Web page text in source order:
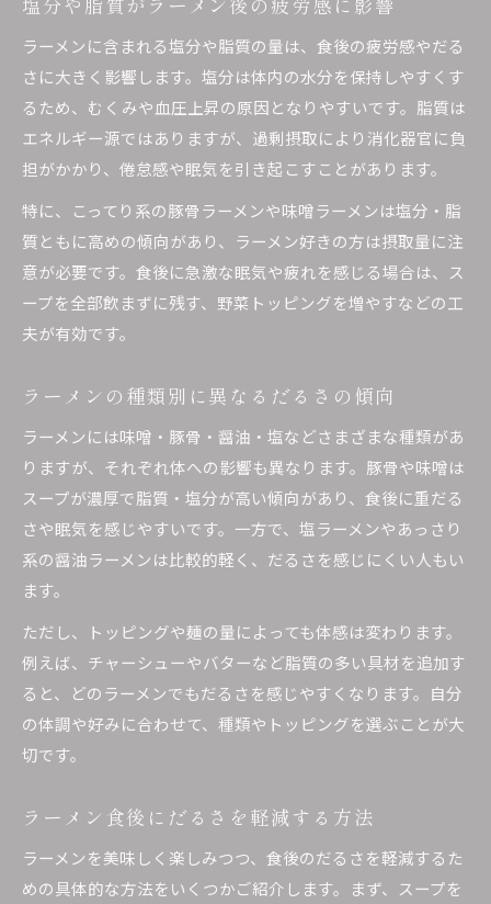
ラーメンに含まれる塩分や脂質の量は、食後の疲労感やだる
さに大きく影響します。塩分は体内の水分を保持しやすくす
るため、むくみや血圧上昇の原因となりやすいです。脂質は
エネルギー源ではありますが、過剰摂取により消化器官に負
担がかかり、倦怠感や眠気を引き起こすことがあります。
特に、こってり系の豚骨ラーメンや味噌ラーメンは塩分・脂
質ともに高めの傾向があり、ラーメン好きの方は摂取量に注
意が必要です。食後に急激な眠気や疲れを感じる場合は、ス
ープを全部飲まずに残す、野菜トッピングを増やすなどの工
夫が有効です。
ラーメンの種類別に異なるだるさの傾向
ラーメンには味噌・豚骨・醤油・塩などさまざまな種類があ
りますが、それぞれ体への影響も異なります。豚骨や味噌は
スープが濃厚で脂質・塩分が高い傾向があり、食後に重だる
さや眠気を感じやすいです。一方で、塩ラーメンやあっさり
系の醤油ラーメンは比較的軽く、だるさを感じにくい人もい
ます。
ただし、トッピングや麺の量によっても体感は変わります。
例えば、チャーシューやバターなど脂質の多い具材を追加す
ると、どのラーメンでもだるさを感じやすくなります。自分
の体調や好みに合わせて、種類やトッピングを選ぶことが大
切です。
ラーメン食後にだるさを軽減する方法
ラーメンを美味しく楽しみつつ、食後のだるさを軽減するた
めの具体的な方法をいくつかご紹介します。まず、スープを